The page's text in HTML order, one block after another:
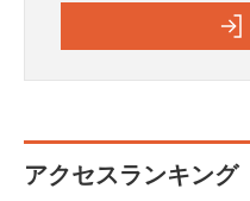
アクセスランキング